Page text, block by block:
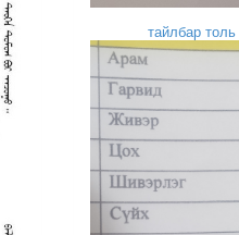
тайлбар толь